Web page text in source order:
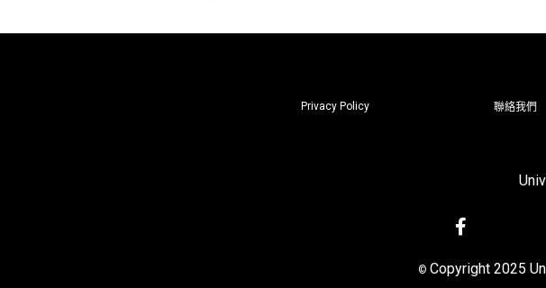
Privacy Policy 聯絡我們
© Copyright 2025